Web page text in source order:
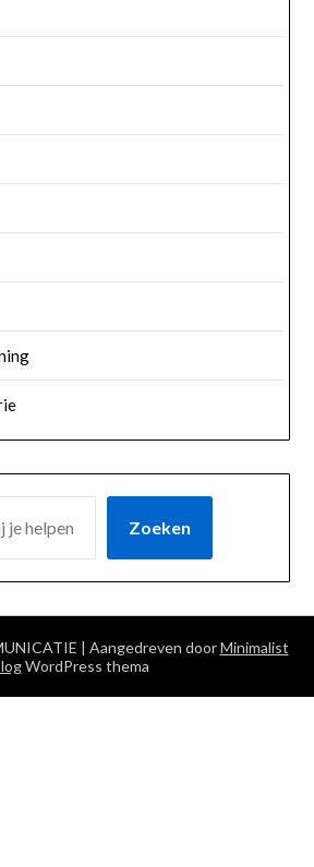
Zoeken
| Aangedreven doorMinimalist
WordPress thema